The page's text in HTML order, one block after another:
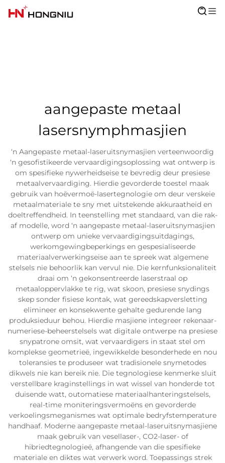
aangepaste metaal
lasersnymphmasjien
‘n Aangepaste metaal-laseruitsnymasjien verteenwoordig
‘n gesofistikeerde vervaardigingsoplossing wat ontwerp is
om spesifieke nywerheidseise te bevredig deur presiese
metaalvervaardiging. Hierdie gevorderde toestel maak
gebruik van hoëvermoë-lasertegnologie om deur verskeie
metaalmateriale te sny met uitstekende akkuraatheid en
doeltreffendheid. In teenstelling met standaard, van die rak-
af modelle, word ‘n aangepaste metaal-laseruitsnymasjien
ontwerp om unieke vervaardigingsuitdagings,
werkomgewingbeperkings en gespesialiseerde
materiaalverwerkingseise aan te spreek wat algemene
stelsels nie behoorlik kan vervul nie. Die kernfunksionaliteit
draai om ‘n gekonsentreerde laserstraal op
metaaloppervlakke te rig, wat skoon, presiese snydings
skep sonder fisiese kontak, wat gereedskapversletting
elimineer en konsekwente gehalte gedurende lang
produksieduur behou. Hierdie masjiene integreer rekenaar-
numeriese-beheerstelsels wat digitale ontwerpe na presiese
snypatrone omsit, wat vervaardigers in staat stel om
komplekse geometrieë, ingewikkelde besonderhede en nou
toleransies te produseer wat tradisionele snymetodes
dikwels nie kan bereik nie. Die tegnologiese kenmerke sluit
verstellbare kraginstellings in wat wissel van honderde tot
duisende watt, outomatiese materiaalhanteringstelsels,
real-time moniteringsvermoëns en gevorderde
verkoelingsmeganismes wat optimale bedryfstemperature
handhaaf. Moderne aangepaste metaal-laseruitsnymasjiene
maak gebruik van vesellaser-, CO2-laser- of
hibriedtegnologieë, afhangende van die spesifieke
materiale en diktes wat verwerk word. Toepassings strek